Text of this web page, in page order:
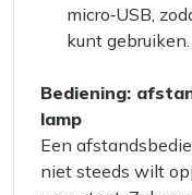
micro‑USB,
kunt gebruiken.
Bediening:
lamp
Een
niet steeds wilt